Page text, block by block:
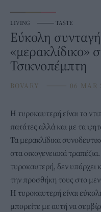
LIVING ⸻ TASTE
Eύκολη
«μερακλίδικo»
Τσικνοπέμπτη
BOVARY ⸻ 06 MAR
Η τυροκαυτερή είναι το
πατάτες αλλά και με τα
Τα μερακλίδικα
στα οικογενειακά τραπέζια.
τυροκαυτερή, δεν υπάρχει
την προσθήκη τους στο
Η τυροκαυτερή είναι
μπορείτε με αυτή να